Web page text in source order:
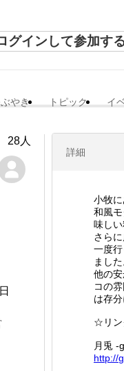
グインして参加す
やき トピック イ
詳細
小牧に
和風
味し
さら
一度
ました
他の
コの
は存
☆リン
月兎
http://
28人